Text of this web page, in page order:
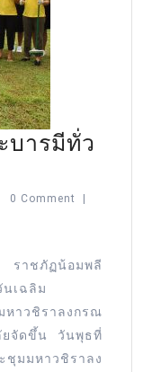
บารมีทั่ว
0 Comment
ราชภัฏน้อมพลี
นเฉลิม
หาวชิราลงกรณ
ยจัดขึ้น วันพุธที่
มมหาวชิราลง